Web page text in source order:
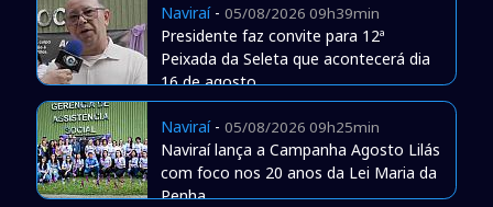
Naviraí- 05/08/2026 09h39min
Presidente faz convite para 12ª
Peixada da Seleta que acontecerá dia
16 de agosto
Naviraí- 05/08/2026 09h25min
Naviraí lança a Campanha Agosto Lilás
com foco nos 20 anos da Lei Maria da
Penha